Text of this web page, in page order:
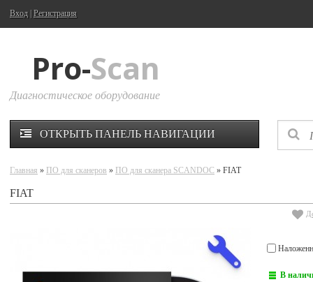
Вход Регистрация
Pro-Scan
Диагностическое оборудование
ОТКРЫТЬ ПАНЕЛЬ НАВИГАЦИИ
Главная » ПО для сканеров » ПО для сканера SCANDOC » FIAT
FIAT
В